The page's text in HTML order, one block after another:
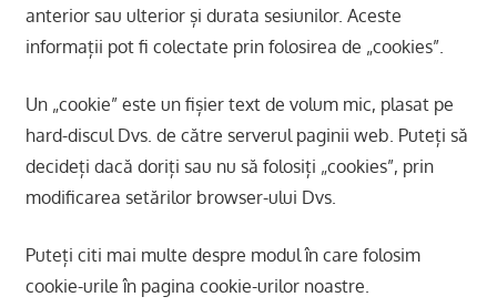
anterior sau ulterior și durata sesiunilor. Aceste
informații pot fi colectate prin folosirea de „cookies”.
Un „cookie” este un fișier text de volum mic, plasat pe
hard-discul Dvs. de către serverul paginii web. Puteți să
decideți dacă doriți sau nu să folosiți „cookies”, prin
modificarea setărilor browser-ului Dvs.
Puteți citi mai multe despre modul în care folosim
cookie-urile în pagina cookie-urilor noastre.